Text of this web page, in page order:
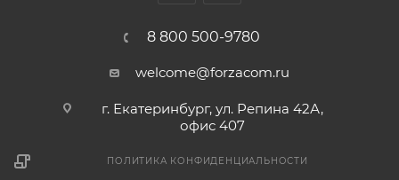
8 800 500-9780
welcome@forzacom.ru
г. Екатеринбург, ул. Репина 42А,
офис 407
ПОЛИТИКА КОНФИДЕНЦИАЛЬНОСТИ